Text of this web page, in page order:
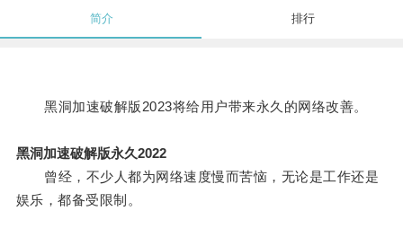
简介 排行
黑洞加速破解版2023将给用户带来永久的网络改善。
黑洞加速破解版永久2022
曾经，不少人都为网络速度慢而苦恼，无论是工作还是
娱乐，都备受限制。